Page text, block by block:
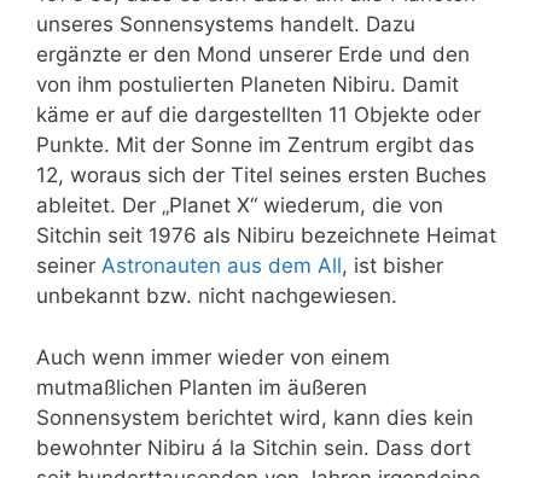
unseres Sonnensystems handelt. Dazu
ergänzte er den Mond unserer Erde und den
von ihm postulierten Planeten Nibiru. Damit
käme er auf die dargestellten 11 Objekte oder
Punkte. Mit der Sonne im Zentrum ergibt das
12, woraus sich der Titel seines ersten Buches
ableitet. Der „Planet X“ wiederum, die von
Sitchin seit 1976 als Nibiru bezeichnete Heimat
seiner Astronauten aus dem All, ist bisher
unbekannt bzw. nicht nachgewiesen.
Auch wenn immer wieder von einem
mutmaßlichen Planten im äußeren
Sonnensystem berichtet wird, kann dies kein
bewohnter Nibiru á la Sitchin sein. Dass dort